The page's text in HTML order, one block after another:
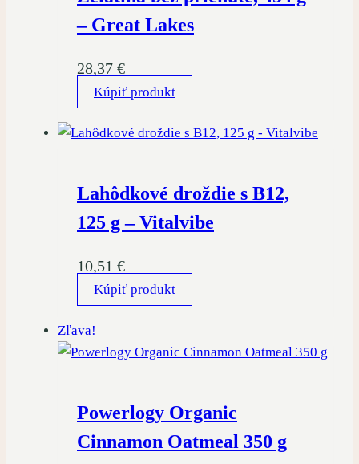
– Great Lakes
28,37 €
Kúpiť produkt
Lahôdkové droždie s B12,
125 g – Vitalvibe
10,51 €
Kúpiť produkt
Zľava!
Powerlogy Organic
Cinnamon Oatmeal 350 g